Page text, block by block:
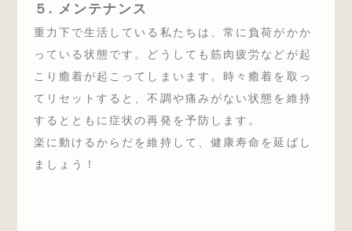
５. メンテナンス
重力下で生活している私たちは、常に負荷がかか
っている状態です。どうしても筋肉疲労などが起
こり癒着が起こってしまいます。時々癒着を取っ
てリセットすると、不調や痛みがない状態を維持
するとともに症状の再発を予防します。
楽に動けるからだを維持して、健康寿命を延ばし
ましょう！